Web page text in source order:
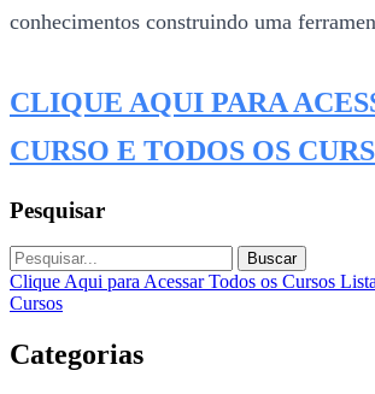
conhecimentos construindo uma
CLIQUE AQUI PARA
CURSO E TODOS OS
Pesquisar
Buscar
Clique Aqui para Acessar Todos os Cursos
Cursos
Categorias